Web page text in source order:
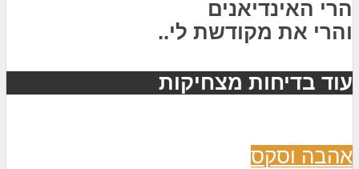
הרי האינדיאנים
והרי את מקודשת לי..
עוד בדיחות מצחיקות
אהבה וסקס